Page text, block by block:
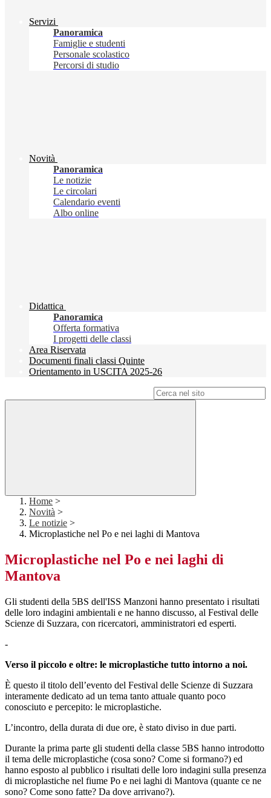
Servizi
Panoramica
Famiglie e studenti
Personale scolastico
Percorsi di studio
Novità
Panoramica
Le notizie
Le circolari
Calendario eventi
Albo online
Didattica
Panoramica
Offerta formativa
I progetti delle classi
Area Riservata
Documenti finali classi Quinte
Orientamento in USCITA 2025-26
Home >
Novità >
Le notizie >
Microplastiche nel Po e nei laghi di Mantova
Microplastiche nel Po e nei laghi di
Mantova
Gli studenti della 5BS dell'ISS Manzoni hanno presentato i risultati
delle loro indagini ambientali e ne hanno discusso, al Festival delle
Scienze di Suzzara, con ricercatori, amministratori ed esperti.
-
Verso il piccolo e oltre: le microplastiche tutto intorno a noi.
È questo il titolo dell’evento del Festival delle Scienze di Suzzara
interamente dedicato ad un tema tanto attuale quanto poco
conosciuto e percepito: le microplastiche.
L’incontro, della durata di due ore, è stato diviso in due parti.
Durante la prima parte gli studenti della classe 5BS hanno introdotto
il tema delle microplastiche (cosa sono? Come si formano?) ed
hanno esposto al pubblico i risultati delle loro indagini sulla presenza
di microplastiche nel fiume Po e nei laghi di Mantova (quante ce ne
sono? Come sono fatte? Da dove arrivano?).